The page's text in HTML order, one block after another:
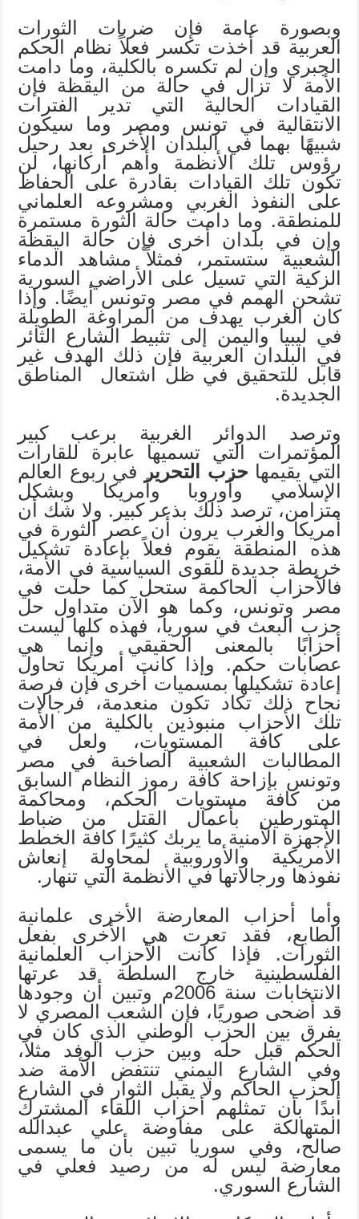
وبصورة عامة فإن ضربات الثورات
العربية قد أخذت تكسر فعلاً نظام الحكم
الجبري وإن لم تكسره بالكلية، وما دامت
الأمة لا تزال في حالة من اليقظة فإن
القيادات الحالية التي تدير الفترات
الانتقالية في تونس ومصر وما سيكون
شبيهًا بهما في البلدان الأخرى بعد رحيل
رؤوس تلك الأنظمة وأهم أركانها، لن
تكون تلك القيادات بقادرة على الحفاظ
على النفوذ الغربي ومشروعه العلماني
للمنطقة. وما دامت حالة الثورة مستمرة
وإن في بلدان أخرى فإن حالة اليقظة
الشعبية ستستمر، فمثلاً مشاهد الدماء
الزكية التي تسيل على الأراضي السورية
تشحن الهمم في مصر وتونس أيضًا. وإذا
كان الغرب يهدف من المراوغة الطويلة
في ليبيا واليمن إلى تثبيط الشارع الثائر
في البلدان العربية فإن ذلك الهدف غير
قابل للتحقيق في ظل اشتعال المناطق
الجديدة.
وترصد الدوائر الغربية برعب كبير
المؤتمرات التي تسميها عابرة للقارات
التي يقيمها حزب التحرير
في ربوع العالم
الإسلامي وأوروبا وأمريكا وبشكل
متزامن، ترصد ذلك بذعر كبير. ولا شك أن
أمريكا والغرب يرون أن عصر الثورة في
هذه المنطقة يقوم فعلاً بإعادة تشكيل
خريطة جديدة للقوى السياسية في الأمة،
فالأحزاب الحاكمة ستحل كما حلت في
مصر وتونس، وكما هو الآن متداول حل
حزب البعث في سوريا، فهذه كلها ليست
أحزابًا بالمعنى الحقيقي وإنما هي
عصابات حكم. وإذا كانت أمريكا تحاول
إعادة تشكيلها بمسميات أخرى فإن فرصة
نجاح ذلك تكاد تكون منعدمة، فرجالات
تلك الأحزاب منبوذين بالكلية من الأمة
على كافة المستويات، ولعل في
المطالبات الشعبية الصاخبة في مصر
وتونس بإزاحة كافة رموز النظام السابق
من كافة مستويات الحكم، ومحاكمة
المتورطين بأعمال القتل من ضباط
الأجهزة الأمنية ما يربك كثيرًا كافة الخطط
الأمريكية والأوروبية لمحاولة إنعاش
نفوذها ورجالاتها في الأنظمة التي تنهار.
وأما أحزاب المعارضة الأخرى علمانية
الطابع، فقد تعرت هي الأخرى بفعل
الثورات. فإذا كانت الأحزاب العلمانية
الفلسطينية خارج السلطة قد عرتها
الانتخابات سنة 2006م وتبين أن وجودها
قد أضحى صوريًا، فإن الشعب المصري لا
يفرق بين الحزب الوطني الذي كان في
الحكم قبل حله وبين حزب الوفد مثلاً،
وفي الشارع اليمني تنتفض الأمة ضد
الحزب الحاكم ولا يقبل الثوار في الشارع
أبدًا بأن تمثلهم أحزاب اللقاء المشترك
المتهالكة على مفاوضة علي عبدالله
صالح، وفي سوريا تبين بأن ما يسمى
معارضة ليس له من رصيد فعلي في
الشارع السوري.